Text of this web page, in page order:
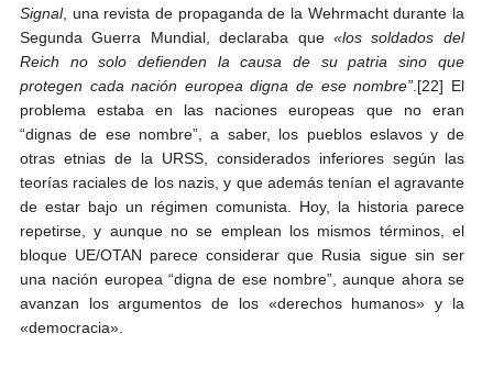
Signal, una revista de propaganda de la Wehrmacht durante la
Segunda Guerra Mundial, declaraba que «los soldados del
Reich no solo defienden la causa de su patria sino que
protegen cada nación europea digna de ese nombre” .[22] El
problema estaba en las naciones europeas que no eran
“dignas de ese nombre”, a saber, los pueblos eslavos y de
otras etnias de la URSS, considerados inferiores según las
teorías raciales de los nazis, y que además tenían el agravante
de estar bajo un régimen comunista. Hoy, la historia parece
repetirse, y aunque no se emplean los mismos términos, el
bloque UE/OTAN parece considerar que Rusia sigue sin ser
una nación europea “digna de ese nombre”, aunque ahora se
avanzan los argumentos de los «derechos humanos» y la
«democracia».